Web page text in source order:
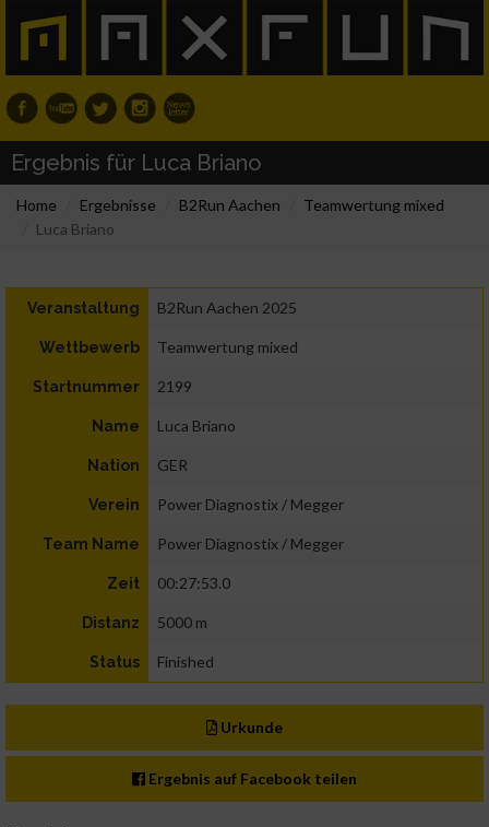
Ergebnis für Luca Briano
Home Ergebnisse B2Run Aachen
Teamwertung mixed
Luca Briano
Veranstaltung B2Run Aachen 2025
Wettbewerb Teamwertung mixed
Startnummer 2199
Name Luca Briano
Nation GER
Verein Power Diagnostix / Megger
Team Name Power Diagnostix / Megger
Zeit 00:27:53.0
Distanz 5000 m
Status Finished
Urkunde
Ergebnis auf Facebook teilen